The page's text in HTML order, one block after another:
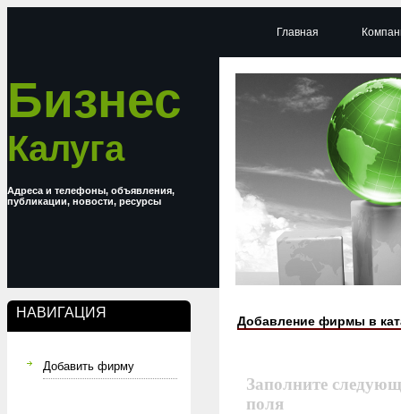
Бизнес
Калуга
Адреса и телефоны, объявления,
публикации, новости, ресурсы
НАВИГАЦИЯ
Добавить фирму
Главная
Добавление фирмы в
Заполните
поля